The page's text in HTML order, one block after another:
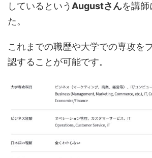
しているというAugustさんを講師
た。
これまでの職歴や大学での専攻を
認することが可能です。